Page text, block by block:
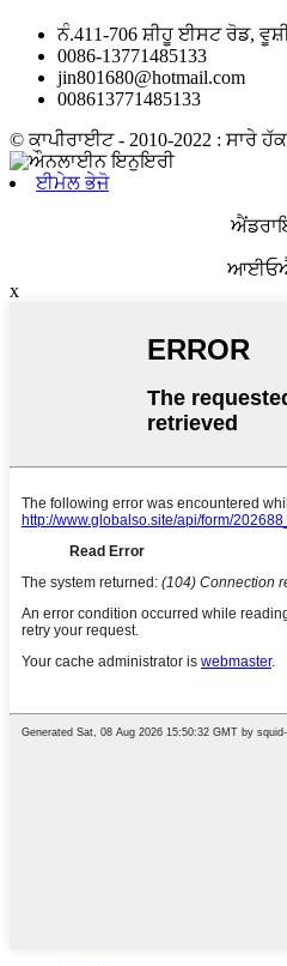
ਨੰ.411-706 ਸ਼ੀਹੂ ਈਸਟ ਰੋਡ,
0086-13771485133
jin801680@hotmail.com
008613771485133
© ਕਾਪੀਰਾਈਟ - 2010-2022 : ਸਾਰੇ
ਈਮੇਲ ਭੇਜੋ
x